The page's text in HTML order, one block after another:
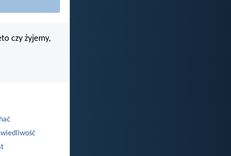
czy żyjemy,